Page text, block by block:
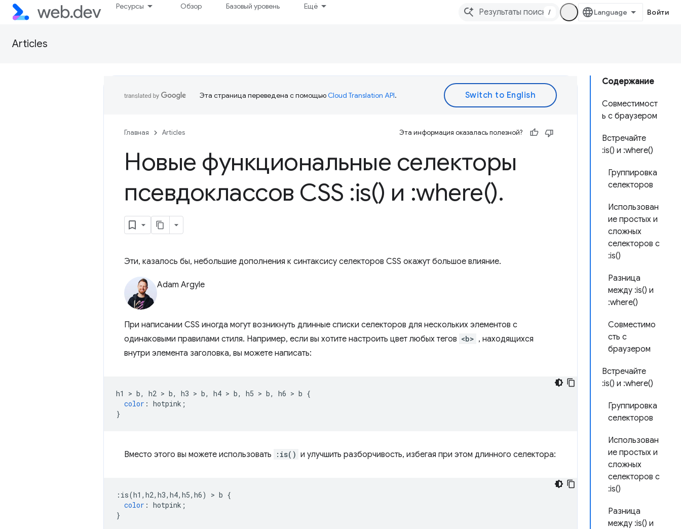
Ресурсы Обзор Базовый уровень Ещё
/ Войти
Articles
Содержание
Совместимост
ь с браузером
Встречайте
:is() и :where()
Группировка
селекторов
Использован
ие простых и
сложных
селекторов с
:is()
Разница
между :is() и
:where()
Совместимо
сть с
браузером
Встречайте
:is() и :where()
Группировка
селекторов
Использован
ие простых и
сложных
селекторов с
:is()
Разница
между :is() и
Эта страница переведена с помощьюCloud Translation API.
Главная Articles Эта информация оказалась полезной?
Новые функциональные селекторы
псевдоклассов CSS :is() и :where().
Эти, казалось бы, небольшие дополнения к синтаксису селекторов CSS окажут большое влияние.
Adam Argyle
При написании CSS иногда могут возникнуть длинные списки селекторов для нескольких элементов с
одинаковыми правилами стиля. Например, если вы хотите настроить цвет любых тегов <b> , находящихся
внутри элемента заголовка, вы можете написать:
h1 > b, h2 > b, h3 > b, h4 > b, h5 > b, h6 > b {
color : hotpink ;
}
Вместо этого вы можете использовать :is() и улучшить разборчивость, избегая при этом длинного селектора:
: is(h1 , h2, h3, h4, h5, h6) > b {
color : hotpink ;
}